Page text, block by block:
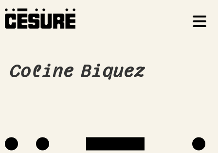
Coline Biquez